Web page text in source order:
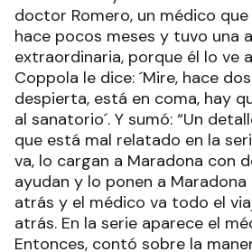
doctor Romero, un médico
hace pocos meses y tuvo una
extraordinaria, porque él lo ve
Coppola le dice: ´Mire, hace
despierta, está en coma, hay
al sanatorio´. Y sumó: “Un
que está mal relatado en la
va, lo cargan a Maradona con
ayudan y lo ponen a
atrás y el médico va todo el
atrás. En la serie aparece el
Entonces, contó sobre la